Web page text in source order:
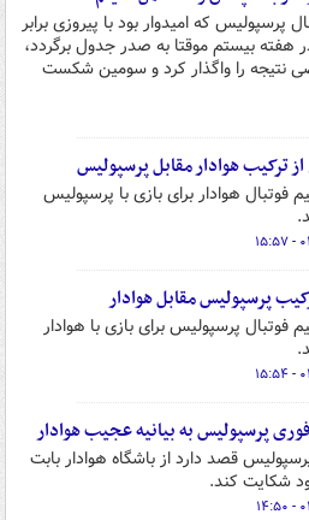
پرسپولیس که امیدوار بود با پیروزی برابر
هفته بیستم موقتا به صدر جدول برگردد،
نتیجه را واگذار کرد و سومین شکست
از ترکیب هوادار مقابل پرسپولیس
فوتبال هوادار برای بازی با پرسپولیس
پرسپولیس مقابل هوادار
فوتبال پرسپولیس برای بازی با هوادار
پرسپولیس به بیانیه عجیب هوادار
قصد دارد از باشگاه هوادار بابت
شکایت کند.